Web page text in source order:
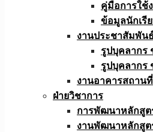
คู่มือการใช้
ข้อมูลนักเรี
งานประชาสัมพันธ์
รูปบุคลากร
รูปบุคลากร
งานอาคารสถานที่
ฝ่ายวิชาการ
การพัฒนาหลักสูต
งานพัฒนาหลักสูต